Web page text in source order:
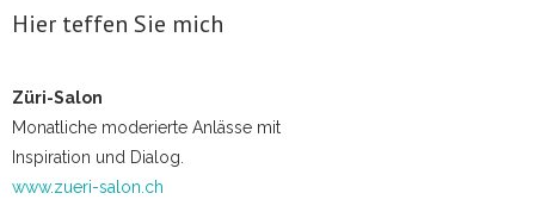
Hier teffen Sie mich
Züri-Salon
Monatliche moderierte Anlässe mit
Inspiration und Dialog.
www.zueri-salon.ch